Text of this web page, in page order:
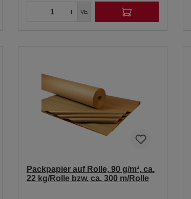
VE
Packpapier auf Rolle, 90 g/m², ca.
22 kg/Rolle bzw. ca. 300 m/Rolle